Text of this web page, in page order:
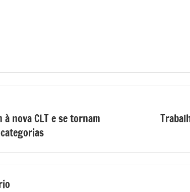
nova CLT e se tornam